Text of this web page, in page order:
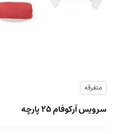
متفرقه
سرویس آرکوفام 25 پارچه